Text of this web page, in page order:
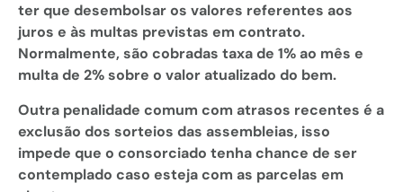
ter que desembolsar os valores referentes aos
juros e às multas previstas em contrato.
Normalmente, são cobradas taxa de 1% ao mês e
multa de 2% sobre o valor atualizado do bem.
Outra penalidade comum com atrasos recentes é a
exclusão dos sorteios das assembleias, isso
impede que o consorciado tenha chance de ser
contemplado caso esteja com as parcelas em